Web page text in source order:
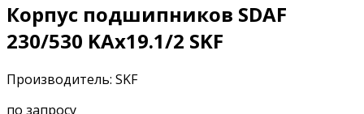
Корпус подшипников SDAF
230/530 KAx19.1/2 SKF
Производитель: SKF
по запросу